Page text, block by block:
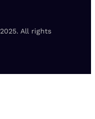
All rights